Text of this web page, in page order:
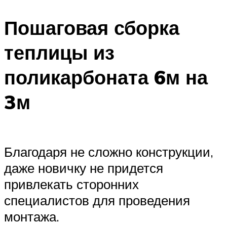
Пошаговая сборка
теплицы из
поликарбоната 6м на
3м
Благодаря не сложно конструкции,
даже новичку не придется
привлекать сторонних
специалистов для проведения
монтажа.